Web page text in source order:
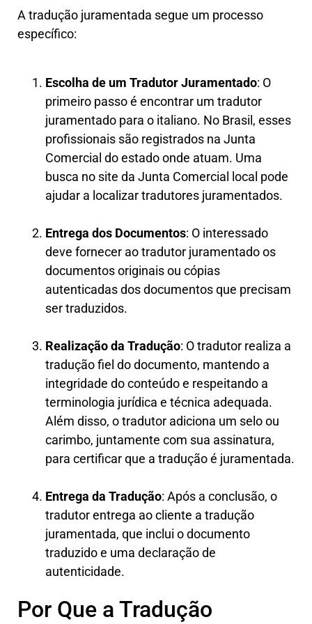
A tradução juramentada segue um processo
específico:
Escolha de um Tradutor Juramentado: O
primeiro passo é encontrar um tradutor
juramentado para o italiano. No Brasil, esses
profissionais são registrados na Junta
Comercial do estado onde atuam. Uma
busca no site da Junta Comercial local pode
ajudar a localizar tradutores juramentados.
Entrega dos Documentos: O interessado
deve fornecer ao tradutor juramentado os
documentos originais ou cópias
autenticadas dos documentos que precisam
ser traduzidos.
Realização da Tradução: O tradutor realiza a
tradução fiel do documento, mantendo a
integridade do conteúdo e respeitando a
terminologia jurídica e técnica adequada.
Além disso, o tradutor adiciona um selo ou
carimbo, juntamente com sua assinatura,
para certificar que a tradução é juramentada.
Entrega da Tradução: Após a conclusão, o
tradutor entrega ao cliente a tradução
juramentada, que inclui o documento
traduzido e uma declaração de
autenticidade.
Por Que a Tradução